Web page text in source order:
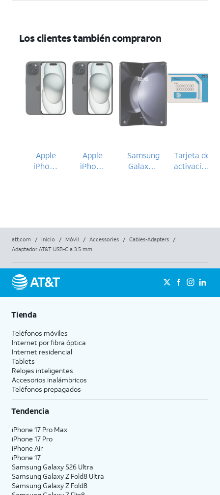
Los clientes también compraron
Apple
iPhone
Apple
iPhone
Samsung
Galaxy Z
Tarjeta de
activación
att.com / Inicio / Móvil / Accessories / Cables-Adapters
/
Adaptador AT&T USB-C a 3.5 mm
Tienda
Teléfonos móviles
Internet por fibra óptica
Internet residencial
Tablets
Relojes inteligentes
Accesorios inalámbricos
Teléfonos prepagados
Tendencia
iPhone 17 Pro Max
iPhone 17 Pro
iPhone Air
iPhone 17
Samsung Galaxy S26 Ultra
Samsung Galaxy Z Fold8 Ultra
Samsung Galaxy Z Fold8